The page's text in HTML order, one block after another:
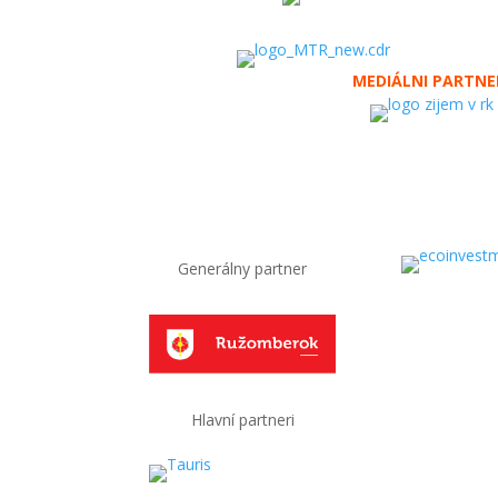
MEDIÁLNI
Generálny partner
Hlavní partneri